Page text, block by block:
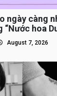
ngày càng
hoa
August 7, 2026